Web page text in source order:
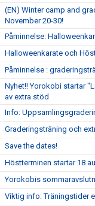
(EN) Winter camp and
November 20-30!
Påminnelse:
Halloweenkarate och
Påminnelse :
Nyhet!! Yorokobi startar
av extra stöd
Info:
Graderingsträning och
Save the dates!
Höstterminen startar 18
Yorokobis
Viktig info: Träningstider